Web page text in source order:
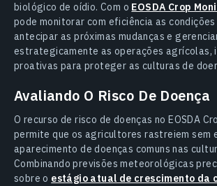
biológico de oídio. Com o EOSDA Crop
pode monitorar com eficiência as condições
antecipar as próximas mudanças e
estrategicamente as operações agrícolas,
proativas para proteger as culturas de
Avaliando O Risco De Doença
O recurso de risco de doenças no EOSDA
permite que os agricultores rastreiem sem
aparecimento de doenças comuns nas
Combinando previsões meteorológicas
sobre o estágio atual de crescimento da